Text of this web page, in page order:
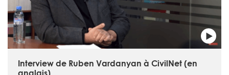
Interview de Ruben Vardanyan à CivilNet (en